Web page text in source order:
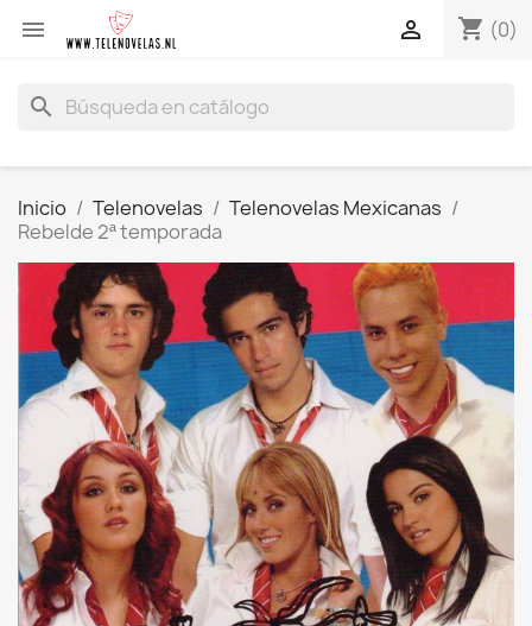
 shopping_cart (0)

search
Inicio Telenovelas
Telenovelas Mexicanas
Rebelde 2ª temporada